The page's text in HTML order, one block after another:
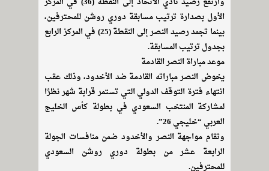
الأول بصدارة ترتيب مسابقة دوري روشن للمحترفين،
بينما تجمد رصيد النصر إلى النقطة (25) في المركز الرابع
بجدول ترتيب المسابقة.
موعد مباراة النصر القادمة
يخوض النصر مباراته القادمة ضد الأخدود، وذلك عقب
انتهاء فترة التوقف الدولي التي تستمر قرابة شهر نظرًا
لمشاركة المنتخب السعودي في بطولة كأس الخليج
العربي “خليجي 26”.
وتقام مواجهة النصر والأخدود ضمن منافسات الجولة
الرابعة عشر من بطولة دوري روشن السعودي
للمحترفين.